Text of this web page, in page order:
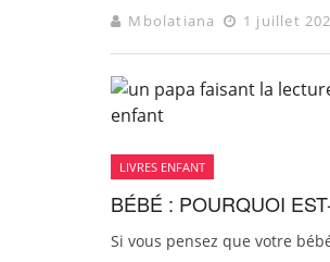
Mbolatiana 1 juillet
LIVRES ENFANT
BÉBÉ : POURQUOI
Si vous pensez que votre